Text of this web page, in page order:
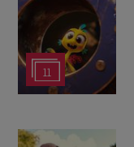
11